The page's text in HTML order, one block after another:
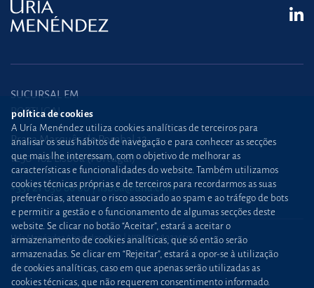
SUCURSAL EM
PORTUGAL
Praça Marquês de Pombal,12
1250-162 Lisboa (Portugal)
+351 21 030 86 00 lisboa@uria.com
Uría Menéndez Abogados, S.L.P. | NIPC PT980226511
Mapa web Política de cookies
política de cookies
A Uría Menéndez utiliza cookies analíticas de terceiros para
analisar os seus hábitos de navegação e para conhecer as secções
que mais lhe interessam, com o objetivo de melhorar as
características e funcionalidades do website. Também utilizamos
cookies técnicas próprias e de terceiros para recordarmos as suas
preferências, atenuar o risco associado ao spam e ao tráfego de bots
e permitir a gestão e o funcionamento de algumas secções deste
website. Se clicar no botão “Aceitar”, estará a aceitar o
armazenamento de cookies analíticas, que só então serão
armazenadas. Se clicar em “Rejeitar”, estará a opor-se à utilização
de cookies analíticas, caso em que apenas serão utilizadas as
cookies técnicas, que não requerem consentimento informado.